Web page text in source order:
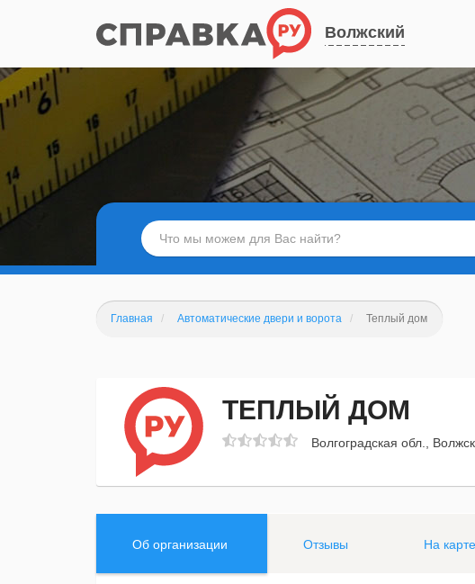
Волжский
Главная Автоматические двери и ворота Теплый дом
ТЕПЛЫЙ ДОМ
Волгоградская обл.,
Об организации Отзывы На карте